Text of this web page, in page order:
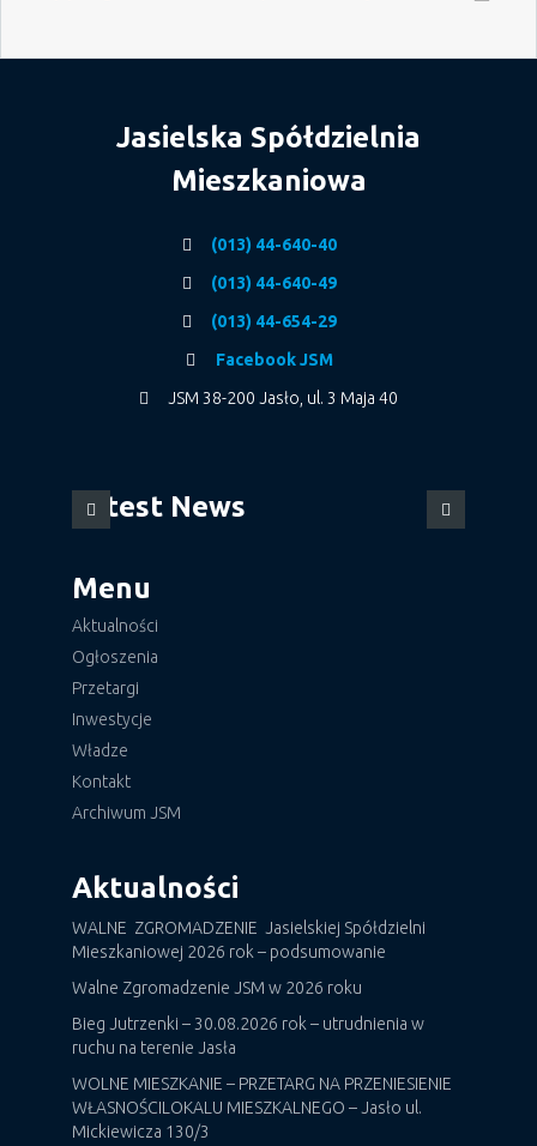
Jasielska Spółdzielnia
Mieszkaniowa
(013) 44-640-40
(013) 44-640-49
(013) 44-654-29
Facebook JSM
JSM 38-200 Jasło, ul. 3 Maja 40
Latest News
Menu
Aktualności
Ogłoszenia
Przetargi
Inwestycje
Władze
Kontakt
Archiwum JSM
Aktualności
WALNE ZGROMADZENIE Jasielskiej Spółdzielni
Mieszkaniowej 2026 rok – podsumowanie
Walne Zgromadzenie JSM w 2026 roku
Bieg Jutrzenki – 30.08.2026 rok – utrudnienia w
ruchu na terenie Jasła
WOLNE MIESZKANIE – PRZETARG NA PRZENIESIENIE
WŁASNOŚCILOKALU MIESZKALNEGO – Jasło ul.
Mickiewicza 130/3